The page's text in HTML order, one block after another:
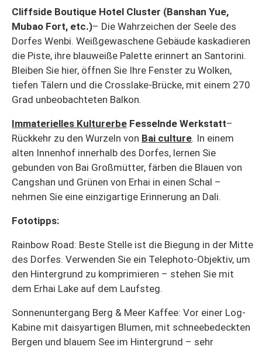
Cliffside Boutique Hotel Cluster (Banshan Yue,
Mubao Fort, etc.)– Die Wahrzeichen der Seele des
Dorfes Wenbi. Weißgewaschene Gebäude kaskadieren
die Piste, ihre blauweiße Palette erinnert an Santorini.
Bleiben Sie hier, öffnen Sie Ihre Fenster zu Wolken,
tiefen Tälern und die Crosslake-Brücke, mit einem 270
Grad unbeobachteten Balkon.
Immaterielles Kulturerbe Fesselnde Werkstatt–
Rückkehr zu den Wurzeln von Bai culture. In einem
alten Innenhof innerhalb des Dorfes, lernen Sie
gebunden von Bai Großmütter, färben die Blauen von
Cangshan und Grünen von Erhai in einen Schal –
nehmen Sie eine einzigartige Erinnerung an Dali.
Fototipps:
Rainbow Road: Beste Stelle ist die Biegung in der Mitte
des Dorfes. Verwenden Sie ein Telephoto-Objektiv, um
den Hintergrund zu komprimieren – stehen Sie mit
dem Erhai Lake auf dem Laufsteg.
Sonnenuntergang Berg & Meer Kaffee: Vor einer Log-
Kabine mit daisyartigen Blumen, mit schneebedeckten
Bergen und blauem See im Hintergrund – sehr